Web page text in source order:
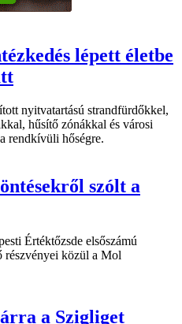
lépett életbe
nyitvatartású strandfürdőkkel,
hűsítő zónákkal és városi
rendkívüli hőségre.
szólt a
Értéktőzsde elsőszámú
részvényei közül a Mol
a Szigliget